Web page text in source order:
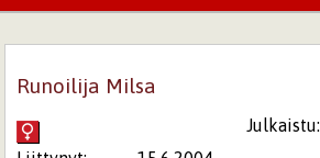
Runoilija Milsa
Julkaistu: